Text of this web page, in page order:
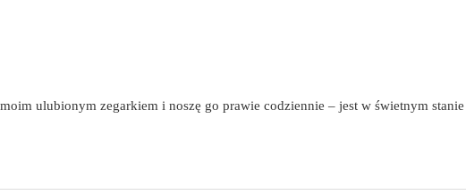
ulubionym zegarkiem i noszę go prawie codziennie – jest w świetnym